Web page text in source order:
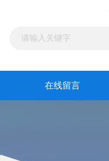
在线留言